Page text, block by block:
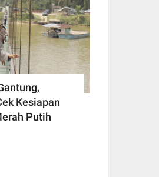
Kesiapan
Putih